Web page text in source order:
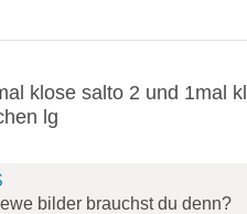
klose salto 2 und 1mal
lg
bilder brauchst du denn?